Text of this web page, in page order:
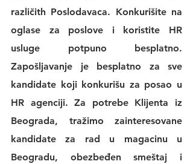
oglase za poslove i koristite HR
usluge potpuno besplatno.
Zapošljavanje je besplatno za sve
HR agenciji. Za potrebe Klijenta iz
Beograda, tražimo zainteresovane
kandidate za rad u magacinu u
Beogradu, obezbeđen smeštaj i